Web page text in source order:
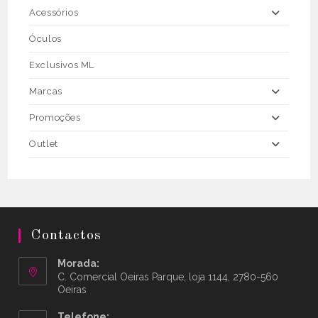
Acessórios
Óculos
Exclusivos ML
Marcas
Promoções
Outlet
Contactos
Morada:
C. Comercial Oeiras Parque, loja 1144, 2780-560
Oeiras